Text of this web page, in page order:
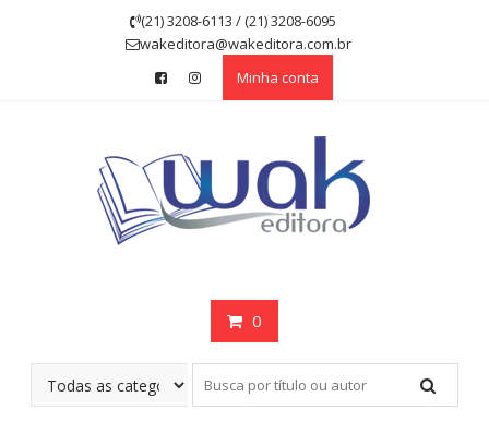
(21) 3208-6113 / (21) 3208-6095
wakeditora@wakeditora.com.br
Minha conta
0